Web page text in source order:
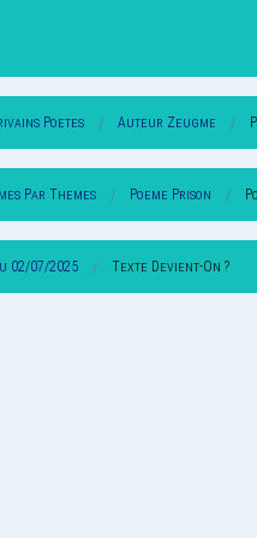
Poetes Auteur Zeugme
Par Themes Poeme Prison
02/07/2025 Texte Devient-On ?